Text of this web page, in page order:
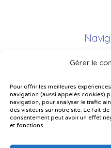
Gérer le
Pour offrir les meilleures
navigation (aussi appelés cookies)
navigation, pour analyser le trafic
des visiteurs sur notre site. Le fait
consentement peut avoir un effet
et fonctions.
Plan
Plainte –
Politique de